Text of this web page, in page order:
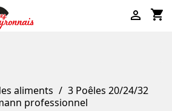
shopping_cart

aliments
3 Poêles 20/24/32
professionnel